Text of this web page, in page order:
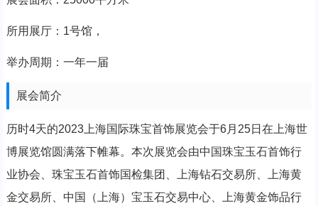
所用展厅：1号馆，
举办周期：一年一届
展会简介
历时4天的2023上海国际珠宝首饰展览会于6月25日在上海世
博展览馆圆满落下帷幕。本次展览会由中国珠宝玉石首饰行
业协会、珠宝玉石首饰国检集团、上海钻石交易所、上海黄
金交易所、中国（上海）宝玉石交易中心、上海黄金饰品行